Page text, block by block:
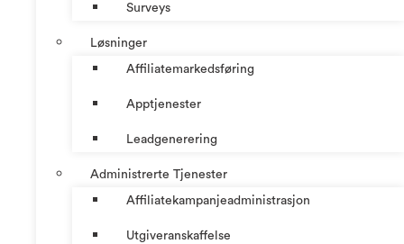
Surveys
Løsninger
Affiliatemarkedsføring
Apptjenester
Leadgenerering
Administrerte Tjenester
Affiliatekampanjeadministrasjon
Utgiveranskaffelse